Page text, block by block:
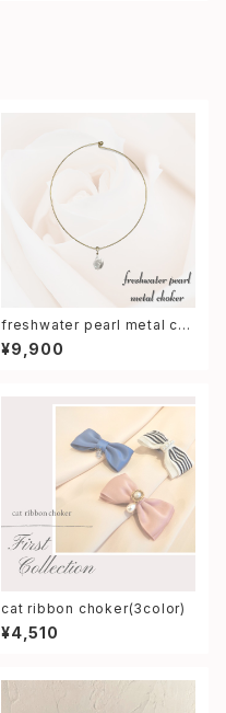
freshwater pearl metal ch
oker
¥9,900
cat ribbon choker(3color)
¥4,510